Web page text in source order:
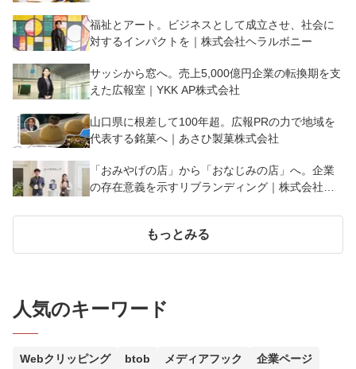
福祉とアート。ビジネスとして成立させ、社会に
対するインパクトを｜株式会社ヘラルボニー
サッシから窓へ。売上5,000億円企業の転換期を支
えた広報室｜YKK AP株式会社
山口県に根差して100年超。広報PRの力で地域を
代表する銘菓へ｜あさひ製菓株式会社
「おみやげの店」から「おなじみの店」へ。企業
の存在意義を示すリブランディング｜株式会社よ
もっとみる
人気のキーワード
Webクリッピング btob メディアフック
企業ページ